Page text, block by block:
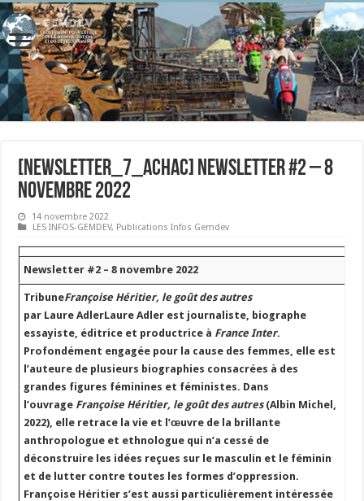
[newsletter_7_achac] Newsletter #2 – 8
novembre 2022
14 novembre 2022
LES INFOS-GEMDEV, Publications Infos Gemdev
Newsletter #2 – 8 novembre 2022
TribuneFrançoise Héritier, le goût des autres
par Laure AdlerLaure Adler est journaliste, biographe
essayiste, éditrice et productrice à France Inter.
Profondément engagée pour la cause des femmes, elle est
l’auteure de plusieurs biographies consacrées à des
grandes figures féminines et féministes. Dans
l’ouvrage Françoise Héritier, le goût des autres (Albin Michel,
2022), elle retrace la vie et l’œuvre de la brillante
anthropologue et ethnologue qui n’a cessé de
déconstruire les idées reçues sur le masculin et le féminin
et de lutter contre toutes les formes d’oppression.
Françoise Héritier s’est aussi particulièrement intéressée